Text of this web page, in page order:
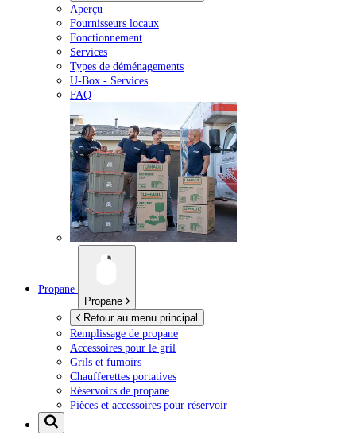
Aperçu
Fournisseurs locaux
Fonctionnement
Services
Types de déménagements
U-Box - Services
FAQ
Propane
Propane
Retour au menu principal
Remplissage de propane
Accessoires pour le gril
Grils et fumoirs
Chaufferettes portatives
Réservoirs de propane
Pièces et accessoires pour réservoir